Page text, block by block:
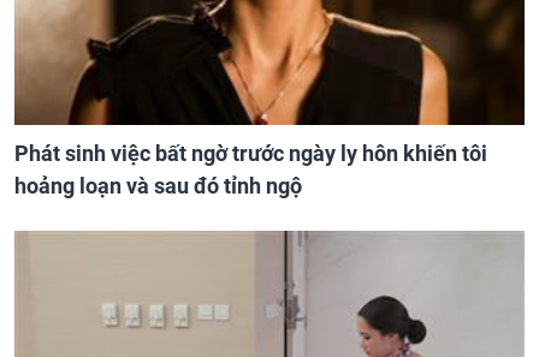
Phát sinh việc bất ngờ trước ngày ly hôn khiến tôi
hoảng loạn và sau đó tỉnh ngộ